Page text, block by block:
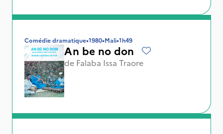
Comédie dramatique•1980•Mali•1h49
An be no don
de Falaba Issa Traore